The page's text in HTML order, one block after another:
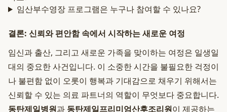
임산부수영장 프로그램은 누구나 참여할 수 있나요?
결론: 신뢰와 편안함 속에서 시작하는 새로운 여정
임신과 출산, 그리고 새로운 가족을 맞이하는 여정은 일생일
대의 중요한 사건입니다. 이 소중한 시간을 불필요한 걱정이
나 불편함 없이 오롯이 행복과 기대감으로 채우기 위해서는
신뢰할 수 있는 의료 파트너의 역할이 무엇보다 중요합니다.
동탄제일병원과 동탄제일프리미엄산후조리원이 제공하는